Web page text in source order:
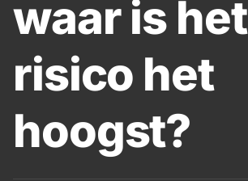
waar is het
risico het
hoogst?